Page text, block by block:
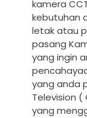
kamera
kebutuhan
letak atau
pasang
yang ingin
yang anda
Television
yang